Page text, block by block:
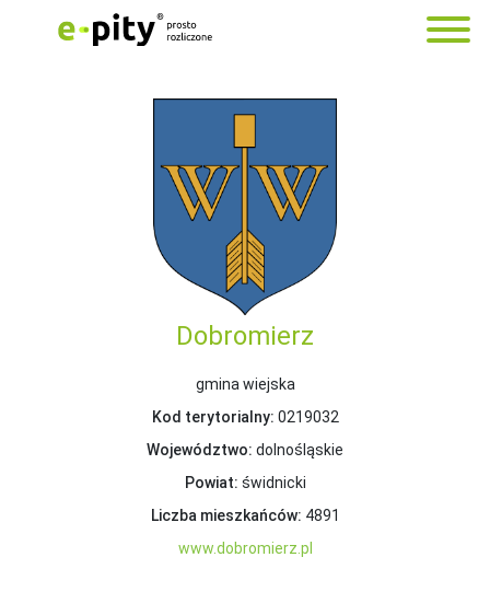
Dobromierz
gmina wiejska
Kod terytorialny: 0219032
Województwo: dolnośląskie
Powiat: świdnicki
Liczba mieszkańców: 4891
www.dobromierz.pl